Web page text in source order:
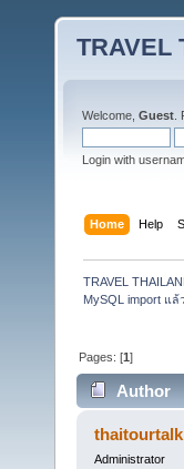
TRAVEL
Welcome, Guest
Login with
Home Help
TRAVEL
MySQL import แ
Pages: [1]
Author
thaitourtalk
Administrator